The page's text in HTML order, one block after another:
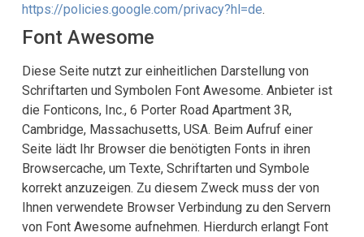
https://policies.google.com/privacy?hl=de.
Font Awesome
Diese Seite nutzt zur einheitlichen Darstellung von
Schriftarten und Symbolen Font Awesome. Anbieter ist
die Fonticons, Inc., 6 Porter Road Apartment 3R,
Cambridge, Massachusetts, USA. Beim Aufruf einer
Seite lädt Ihr Browser die benötigten Fonts in ihren
Browsercache, um Texte, Schriftarten und Symbole
korrekt anzuzeigen. Zu diesem Zweck muss der von
Ihnen verwendete Browser Verbindung zu den Servern
von Font Awesome aufnehmen. Hierdurch erlangt Font